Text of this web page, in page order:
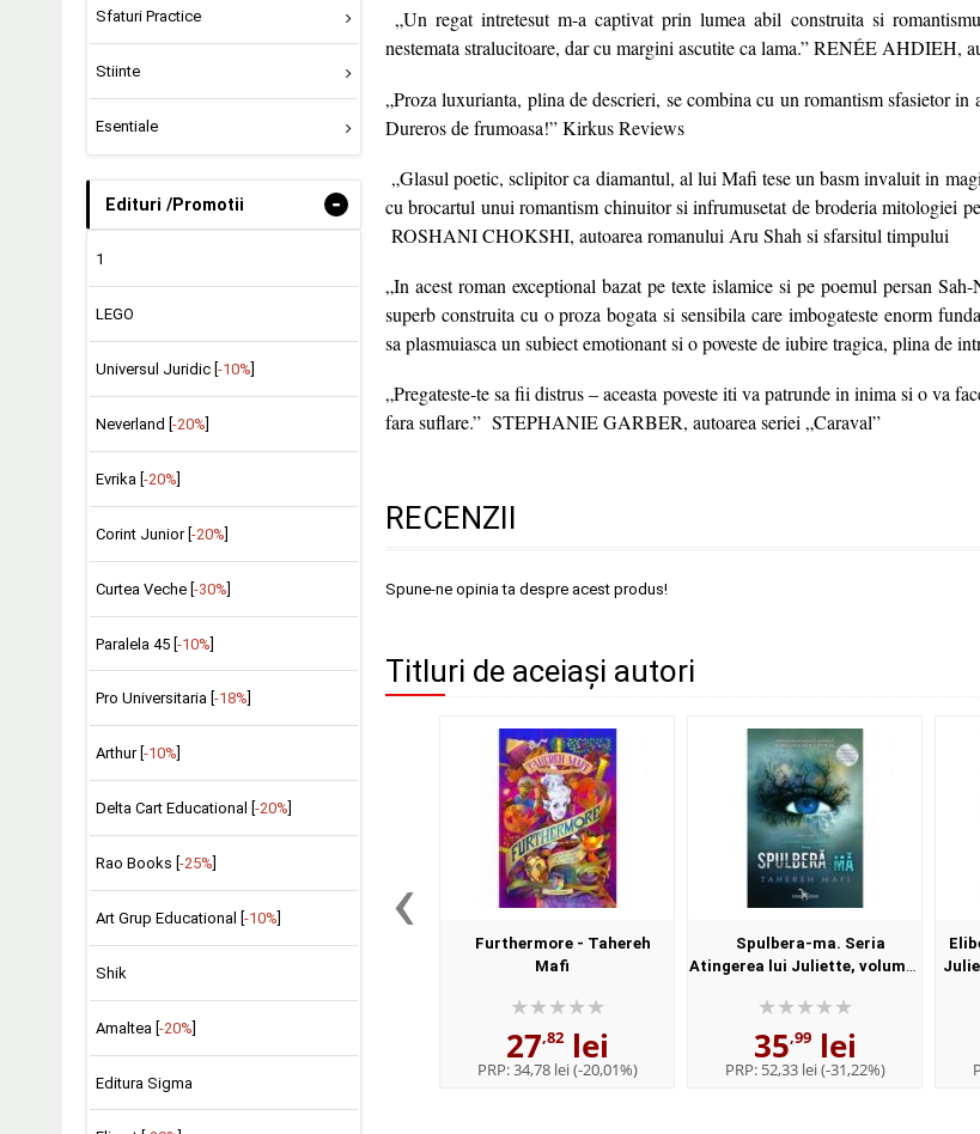
Sfaturi Practice
Stiinte
Esentiale
Edituri /Promotii -
1
LEGO
Universul Juridic [ -10%
Neverland [ -20%
Evrika [ -20%
Corint Junior [ -20%
Curtea Veche [-30%]
Paralela 45 [-10%]
Pro Universitaria [ -18%
Arthur [ -10%
Delta Cart Educational [ -20%
Rao Books [ -25%
Art Grup Educational [ -10%
Shik
Amaltea [-20%]
Editura Sigma
„Un regat intretesut m-a captivat prin lumea abil construita si
nestemata stralucitoare, dar cu margini ascutite ca lama.” RENÉE AHDIEH,
„Proza luxurianta, plina de descrieri, se combina cu un romantism sfasietor in
Dureros de frumoasa!” Kirkus Reviews
„Glasul poetic, sclipitor ca diamantul, al lui Mafi tese un basm invaluit in
cu brocartul unui romantism chinuitor si infrumusetat de broderia mitologiei
ROSHANI CHOKSHI, autoarea romanului Aru Shah si sfarsitul timpului
„In acest roman exceptional bazat pe texte islamice si pe poemul persan
superb construita cu o proza bogata si sensibila care imbogateste enorm
sa plasmuiasca un subiect emotionant si o poveste de iubire tragica, plina de
„Pregateste-te sa fii distrus – aceasta poveste iti va patrunde in inima si o va
fara suflare.” STEPHANIE GARBER, autoarea seriei „Caraval”
RECENZII
Spune-ne opinia ta despre acest produs!
Titluri de aceiași autori
‹
Furthermore - Tahereh
Mafi
27,82lei
PRP:34,78 lei(-20,01%)
Spulbera-ma. Seria
Atingerea lui Juliette, volumul
35,99lei
PRP: 52,33 lei(-31,22%)